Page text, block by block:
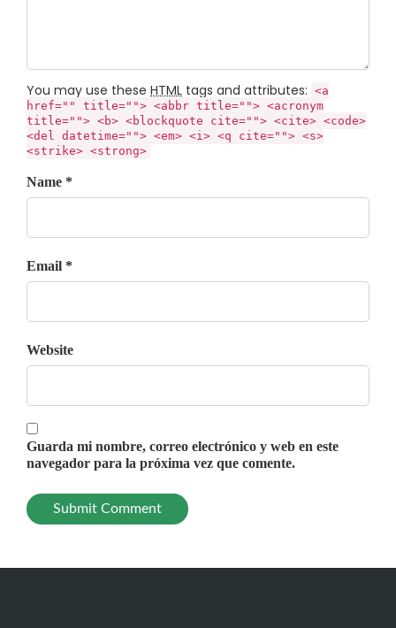
You may use these HTML tags and attributes: <a
href="" title=""> <abbr title=""> <acronym
title=""> <b> <blockquote cite=""> <cite> <code>
<del datetime=""> <em> <i> <q cite=""> <s>
<strike> <strong>
Name *
Email *
Website
Guarda mi nombre, correo electrónico y web en este
navegador para la próxima vez que comente.